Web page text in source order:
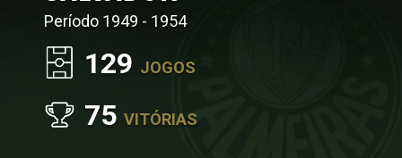
Período 1949 - 1954
129 JOGOS
75VITÓRIAS